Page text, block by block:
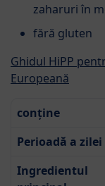
zaharuri în
fără gluten
Ghidul HiPP
Europeană
conține
Perioadă a zilei
Ingredientul